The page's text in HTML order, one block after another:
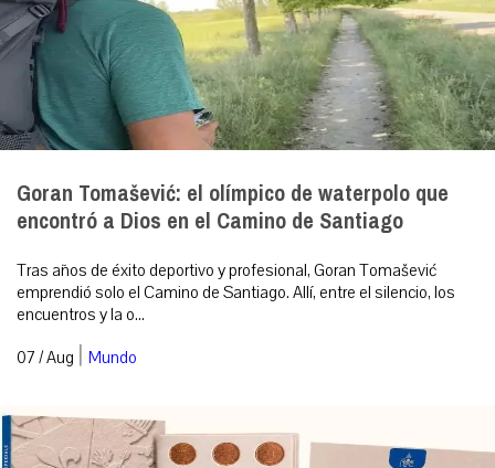
Goran Tomašević: el olímpico de waterpolo que
encontró a Dios en el Camino de Santiago
Tras años de éxito deportivo y profesional, Goran Tomašević
emprendió solo el Camino de Santiago. Allí, entre el silencio, los
encuentros y la o...
07 / Aug | Mundo